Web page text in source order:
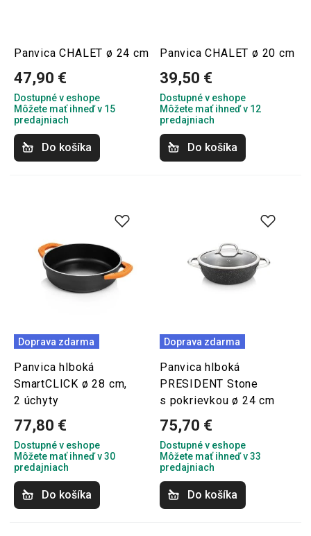
Panvica CHALET ø 24 cm
47,90 €
Dostupné v eshope
Môžete mať ihneď v 15
predajniach
Do košíka
Panvica CHALET ø 20 cm
39,50 €
Dostupné v eshope
Môžete mať ihneď v 12
predajniach
Do košíka
Doprava zdarma
Panvica hlboká
SmartCLICK ø 28 cm,
2 úchyty
77,80 €
Dostupné v eshope
Môžete mať ihneď v 30
predajniach
Do košíka
Doprava zdarma
Panvica hlboká
PRESIDENT Stone
s pokrievkou ø 24 cm
75,70 €
Dostupné v eshope
Môžete mať ihneď v 33
predajniach
Do košíka